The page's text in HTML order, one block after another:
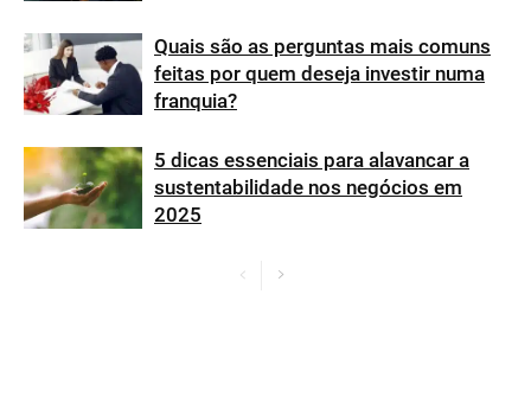
Quais são as perguntas mais comuns
feitas por quem deseja investir numa
franquia?
5 dicas essenciais para alavancar a
sustentabilidade nos negócios em
2025